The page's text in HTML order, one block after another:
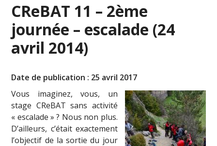
CReBAT 11 – 2ème
journée – escalade (24
avril 2014)
Date de publication : 25 avril 2017
Vous imaginez, vous, un
stage CReBAT sans activité
« escalade » ? Nous non plus.
D’ailleurs, c’était exactement
l’objectif de la sortie du jour